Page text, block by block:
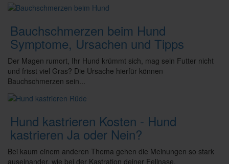
Bauchschmerzen beim Hund
Symptome, Ursachen und Tipps
Der Magen rumort, Ihr Hund krümmt sich, mag sein Futter nicht
und frisst viel Gras? Die Ursache hierfür können
Bauchschmerzen sein...
Hund kastrieren Kosten - Hund
kastrieren Ja oder Nein?
Bei kaum einem anderen Thema gehen die Meinungen so stark
auseinander, wie bei der Kastration deiner Fellnase.